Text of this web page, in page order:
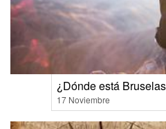
¿Dónde está
17 Noviembre